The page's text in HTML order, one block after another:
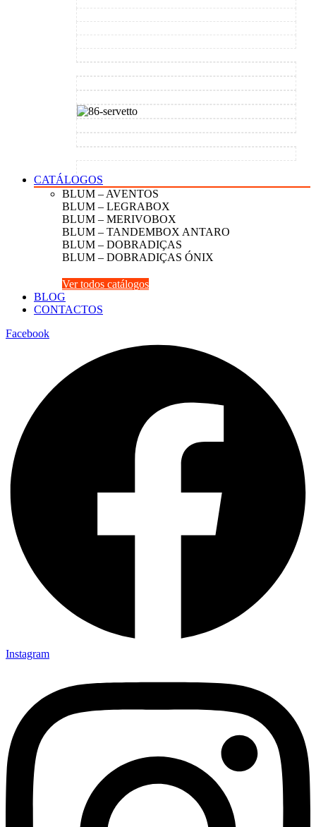
CATÁLOGOS
BLUM – AVENTOS
BLUM – LEGRABOX
BLUM – MERIVOBOX
BLUM – TANDEMBOX ANTARO
BLUM – DOBRADIÇAS
BLUM – DOBRADIÇAS ÓNIX
Ver todos catálogos
BLOG
CONTACTOS
Facebook
Instagram